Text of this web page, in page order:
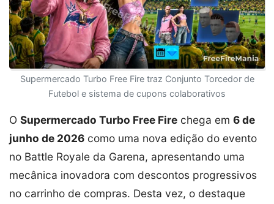
Supermercado Turbo Free Fire traz Conjunto Torcedor de
Futebol e sistema de cupons colaborativos
O Supermercado Turbo Free Fire chega em 6 de
junho de 2026 como uma nova edição do evento
no Battle Royale da Garena, apresentando uma
mecânica inovadora com descontos progressivos
no carrinho de compras. Desta vez, o destaque